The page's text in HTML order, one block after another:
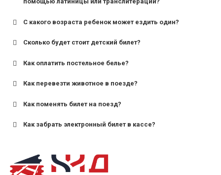
С какого возраста ребенок может ездить один?
для поездов дальнего следования — от 10 лет и
для пригородных поездов — от 7 лет.
Сколько будет стоит детский билет?
Как оплатить постельное белье?
Как перевезти животное в поезде?
Как поменять билет на поезд?
Как забрать электронный билет в кассе?
назвав кассиру 14-значный номер заказа;